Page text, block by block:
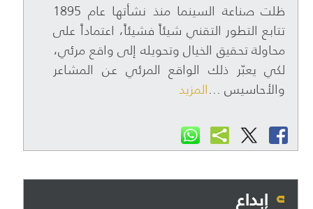
ظلت صناعة السينما منذ نشأتها عام 1895
تتابع التطور التقني شيئاً فشيئاً، اعتماداً على
محاولة تحقيق الخيال وتحويله إلى واقع مرئي،
لكي يعبّر ذلك الواقع المرئي عن المشاعر
والأحاسيس ...المزيد
إبداع